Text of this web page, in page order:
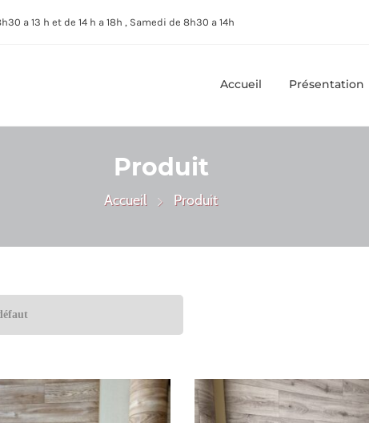
a 13 h et de 14 h a 18h , Samedi de 8h30 a 14h
Accueil Présentation
Produit
Accueil Produit